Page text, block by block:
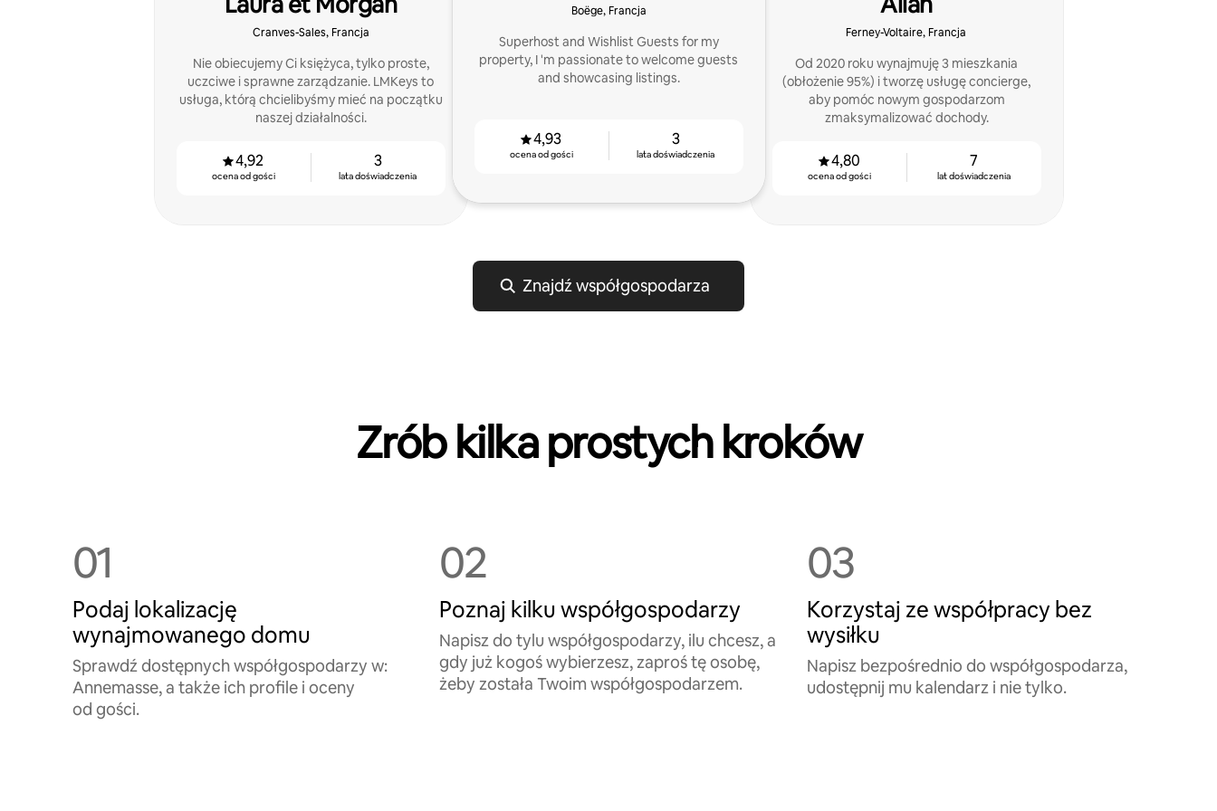
Cranves-Sales, Francja
Nie obiecujemy Ci księżyca, tylko proste,
uczciwe i sprawne zarządzanie. LMKeys to
usługa, którą chcielibyśmy mieć na początku
naszej działalności.
4,92
ocena od gości
3
lata doświadczenia
Boëge, Francja
Superhost and Wishlist Guests for my
property, I 'm passionate to welcome guests
and showcasing listings.
4,93
ocena od gości
3
lata doświadczenia
Ferney-Voltaire, Francja
Od 2020 roku wynajmuję 3 mieszkania
(obłożenie 95%) i tworzę usługę concierge,
aby pomóc nowym gospodarzom
zmaksymalizować dochody.
4,80
ocena od gości
7
lat doświadczenia
Znajdź współgospodarza
Zrób kilka prostych kroków
01
Podaj lokalizację
wynajmowanego domu
Sprawdź dostępnych współgospodarzy w:
Annemasse, a także ich profile i oceny
od gości.
02
Poznaj kilku współgospodarzy
Napisz do tylu współgospodarzy, ilu chcesz, a
gdy już kogoś wybierzesz, zaproś tę osobę,
żeby została Twoim współgospodarzem.
03
Korzystaj ze współpracy bez
wysiłku
Napisz bezpośrednio do współgospodarza,
udostępnij mu kalendarz i nie tylko.